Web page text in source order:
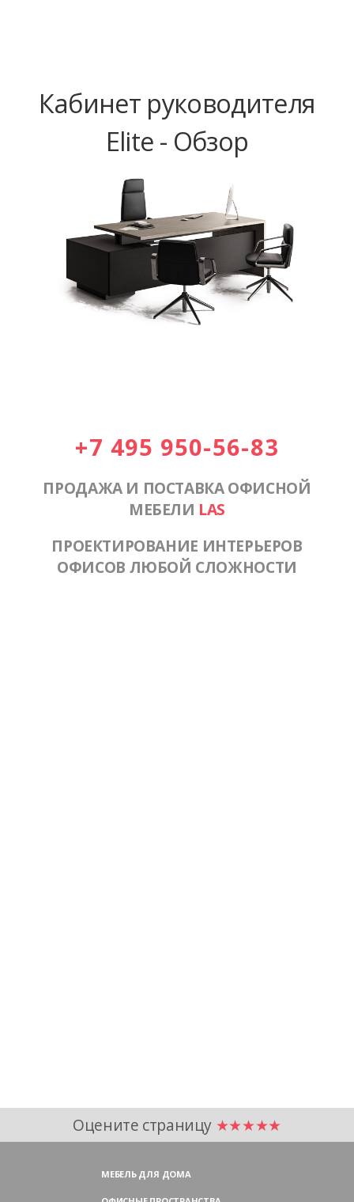
Кабинет руководителя
Elite - Обзор
+7 495 950-56-83
ПРОДАЖА И ПОСТАВКА ОФИСНОЙ
МЕБЕЛИ LAS
ПРОЕКТИРОВАНИЕ ИНТЕРЬЕРОВ
ОФИСОВ ЛЮБОЙ СЛОЖНОСТИ
Оцените страницу ★★★★★
МЕБЕЛЬ ДЛЯ ДОМА